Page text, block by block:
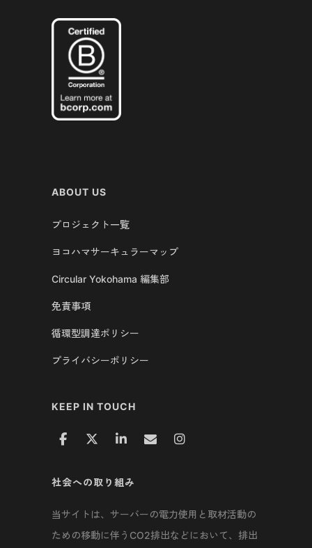
ABOUT US
プロジェクト一覧
ヨコハマサーキュラーマップ
Circular Yokohama 編集部
免責事項
循環型調達ポリシー
プライバシーポリシー
KEEP IN TOUCH
社会への取り組み
当サイトは、サーバーの電力使用と取材活動の
ための移動に伴うCO2排出などにおいて、排出